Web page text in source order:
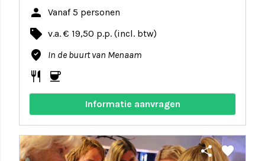
person Vanaf 5 personen
local_offer v.a. € 19,50 p.p. (incl. btw)
where_to_vote In de buurt van Menaam
restaurant coffee
Informatie aanvragen
share favorite